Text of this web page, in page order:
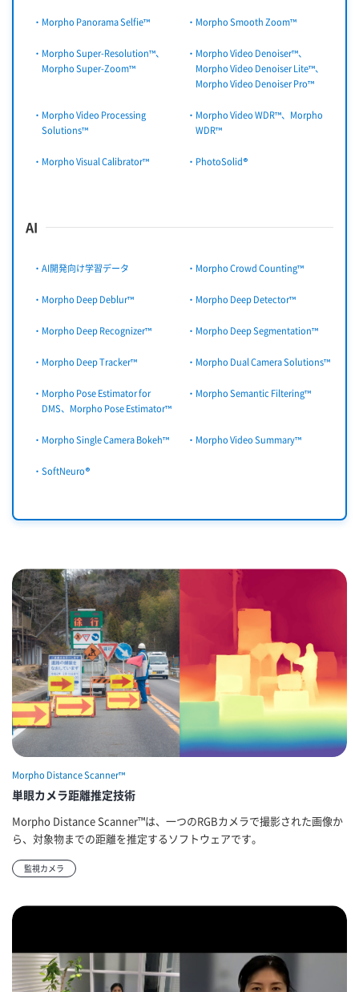
・Morpho Panorama Selfie™ ・Morpho Smooth Zoom™
・Morpho Super-Resolution™、
Morpho Super-Zoom™
・Morpho Video Denoiser™、
Morpho Video Denoiser Lite™、
Morpho Video Denoiser Pro™
・Morpho Video Processing
Solutions™
・Morpho Video WDR™、Morpho
WDR™
・Morpho Visual Calibrator™ ・PhotoSolid®
AI
・AI開発向け学習データ ・Morpho Crowd Counting™
・Morpho Deep Deblur™ ・Morpho Deep Detector™
・Morpho Deep Recognizer™ ・Morpho Deep Segmentation™
・Morpho Deep Tracker™ ・Morpho Dual Camera Solutions™
・Morpho Pose Estimator for
DMS、Morpho Pose Estimator™
・Morpho Semantic Filtering™
・Morpho Single Camera Bokeh™ ・Morpho Video Summary™
・SoftNeuro®
Morpho Distance Scanner™
単眼カメラ距離推定技術
Morpho Distance Scanner™は、一つのRGBカメラで撮影された画像か
ら、対象物までの距離を推定するソフトウェアです。
監視カメラ